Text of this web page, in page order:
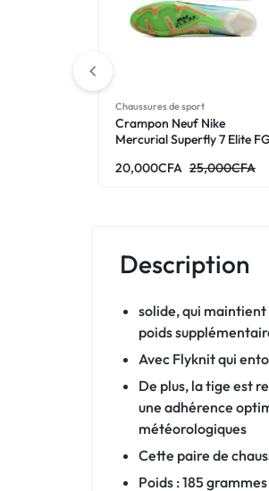
Chaussures de sport
Crampon Neuf Nike
Mercurial Superfly 7 Elite
20,000CFA 25,000CFA
Description
solide, qui
poids
Avec Flyknit qui
De plus, la tige est
une adhérence
météorologiques
Cette paire de
Poids : 185 grammes